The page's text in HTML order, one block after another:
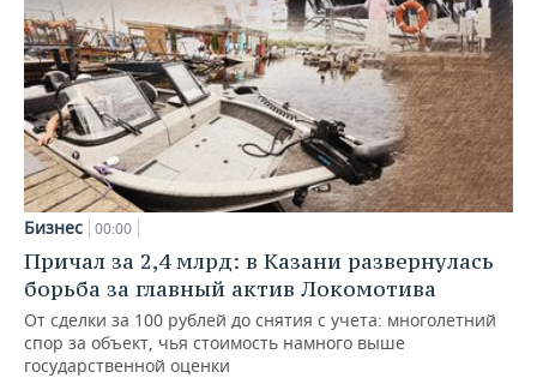
Бизнес 00:00
Причал за 2,4 млрд: в Казани развернулась
борьба за главный актив Локомотива
От сделки за 100 рублей до снятия с учета: многолетний
спор за объект, чья стоимость намного выше
государственной оценки